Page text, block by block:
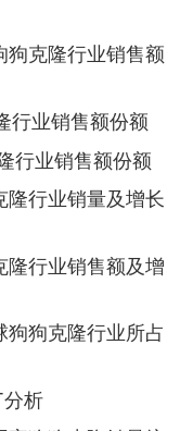
克隆行业销售额
行业销售额份额
行业销售额份额
行业销量及增长
行业销售额及增
狗克隆行业所占
分析